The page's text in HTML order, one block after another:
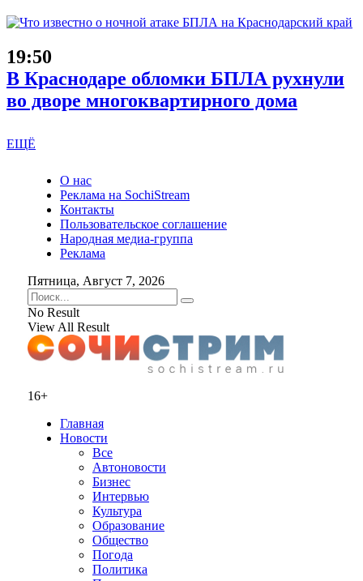
19:50
В Краснодаре обломки БПЛА рухнули
во дворе многоквартирного дома
ЕЩЁ
О нас
Реклама на SochiStream
Контакты
Пользовательское соглашение
Народная медиа-группа
Реклама
Пятница, Август 7, 2026
No Result
View All Result
16+
Главная
Новости
Все
Автоновости
Бизнес
Интервью
Культура
Образование
Общество
Погода
Политика